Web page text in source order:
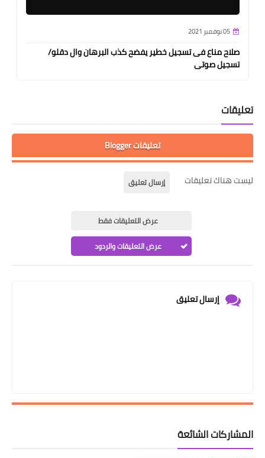
05 نوفمبر 2021
صلاح مناع فى تسجيل خطير يفضح كذب البرهان وال دقلو/
تسجيل صوتى
تعليقات
تعليقات Blogger
ليست هناك تعليقات إرسال تعليق
عرض التعليقات فقط
عرض التعليقات والردود
إرسال تعليق
المشاركات الشائعة